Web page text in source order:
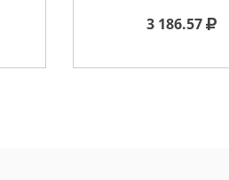
3 186.57